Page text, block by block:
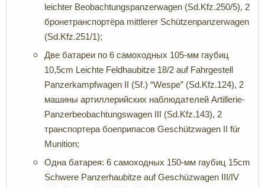
leichter Beobachtungspanzerwagen (Sd.Kfz.250/5), 2
бронетранспортёра mittlerer Schützenpanzerwagen
(Sd.Kfz.251/1);
Две батареи по 6 самоходных 105-мм гаубиц
10,5cm Leichte Feldhaubitze 18/2 auf Fahrgestell
Panzerkampfwagen II (Sf.) “Wespe” (Sd.Kfz.124), 2
машины артиллерийских наблюдателей Artillerie-
Panzerbeobachtungswagen III (Sd.Kfz.143), 2
транспортера боеприпасов Geschützwagen II für
Munition;
Одна батарея: 6 самоходных 150-мм гаубиц 15cm
Schwere Panzerhaubitze auf Geschüzwagen III/IV